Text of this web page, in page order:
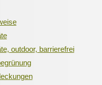
outdoor, barrierefrei